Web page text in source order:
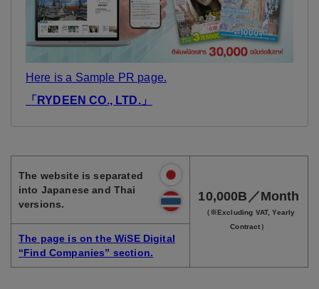
Here is a Sample PR page.
「RYDEEN CO., LTD.」
The website is separated
into Japanese and Thai
versions.
10,000B／Month
（※Excluding VAT, Yearly
Contract）
The page is on the WiSE Digital
“Find Companies” section.